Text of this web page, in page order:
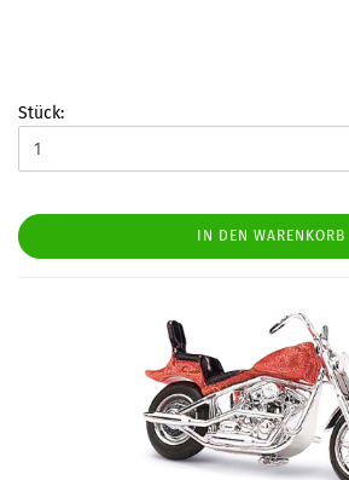
Stück:
IN DEN WARENKORB